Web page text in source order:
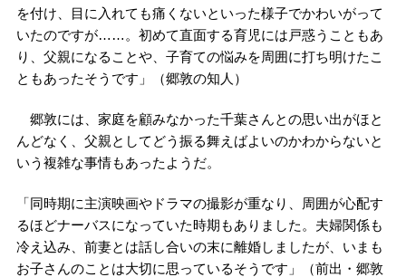
を付け、目に入れても痛くないといった様子でかわいがって
いたのですが……。初めて直面する育児には戸惑うこともあ
り、父親になることや、子育ての悩みを周囲に打ち明けたこ
ともあったそうです」（郷敦の知人）
郷敦には、家庭を顧みなかった千葉さんとの思い出がほと
んどなく、父親としてどう振る舞えばよいのかわからないと
いう複雑な事情もあったようだ。
「同時期に主演映画やドラマの撮影が重なり、周囲が心配す
るほどナーバスになっていた時期もありました。夫婦関係も
冷え込み、前妻とは話し合いの末に離婚しましたが、いまも
お子さんのことは大切に思っているそうです」（前出・郷敦